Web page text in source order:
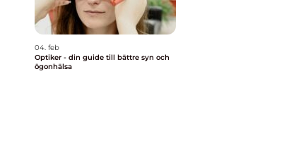
04. feb
Optiker - din guide till bättre syn och
ögonhälsa